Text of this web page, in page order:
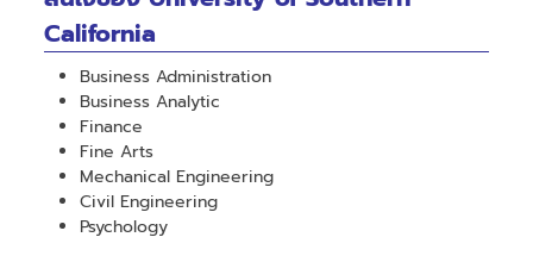
California
Business Administration
Business Analytic
Finance
Fine Arts
Mechanical Engineering
Civil Engineering
Psychology